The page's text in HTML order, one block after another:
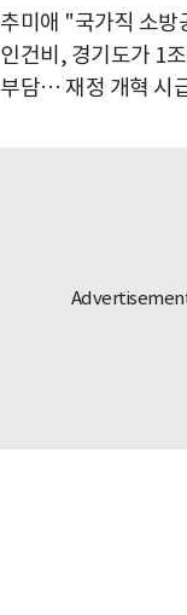
추미애 "국가직 소방
인건비, 경기도가 1
부담… 재정 개혁 시